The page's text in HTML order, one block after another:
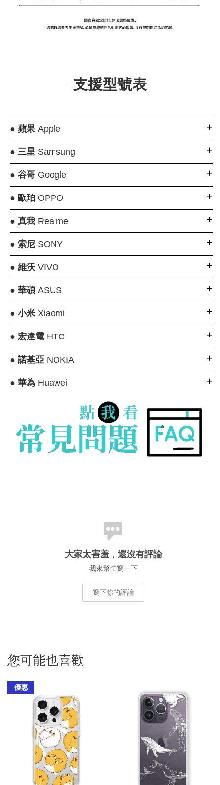
支援型號表
● 蘋果Apple
● 三星Samsung
● 谷哥Google
● 歐珀OPPO
● 真我Realme
● 索尼SONY
● 維沃VIVO
● 華碩 ASUS
● 小米Xiaomi
● 宏達電HTC
● 諾基亞NOKIA
● 華為Huawei
大家太害羞，還沒有評論
我來幫忙寫一下
寫下你的評論
您可能也喜歡
優惠